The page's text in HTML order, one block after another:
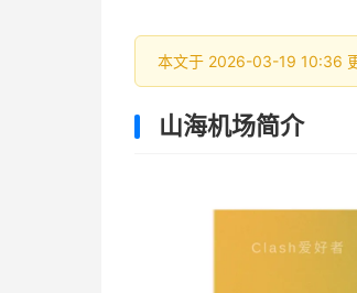
本文于 2026-03-19 10:36
山海机场简介